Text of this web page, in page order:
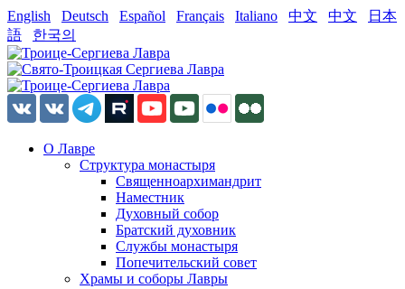
English Deutsch Español Français Italiano 中文 中文
日本
語
한국의
О Лавре
Структура монастыря
Священноархимандрит
Наместник
Духовный собор
Братский духовник
Службы монастыря
Попечительский совет
Храмы и соборы Лавры